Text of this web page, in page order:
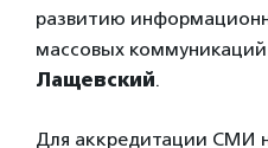
развитию
массовых коммуникаций
Лащевский.
Для аккредитации СМИ